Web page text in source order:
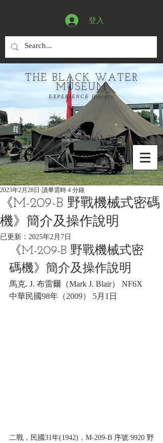
登入
THE BLACK WATER
MUSEUM
EXPERIENCE History
《M-209-B 野戰機械式密碼
機》簡介及操作說明
2023年2月28日 讀畢需時 4 分鐘
已更新： 2025年2月7日
《M-209-B 野戰機械式密
碼機》簡介及操作說明
馬克. J. 布雷爾（Mark J. Blair） NF6X
中華民國98年（2009） 5月1日
二戰，民國31年(1942)，M-209-B 序號:9920 野